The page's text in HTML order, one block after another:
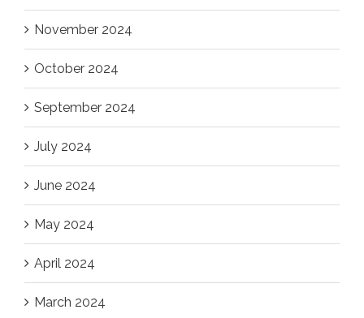
November 2024
October 2024
September 2024
July 2024
June 2024
May 2024
April 2024
March 2024